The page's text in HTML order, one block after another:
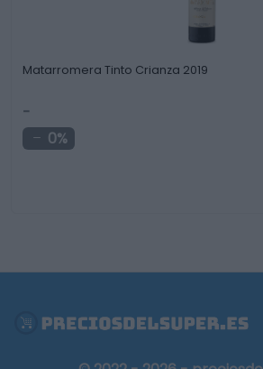
Matarromera Tinto Crianza 2019
-
0%